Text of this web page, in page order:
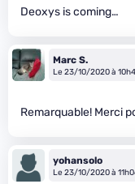
Deoxys is coming…
Marc S.
Le 23/10/2020 à
Remarquable! Merci
yohansolo
Le 23/10/2020 à